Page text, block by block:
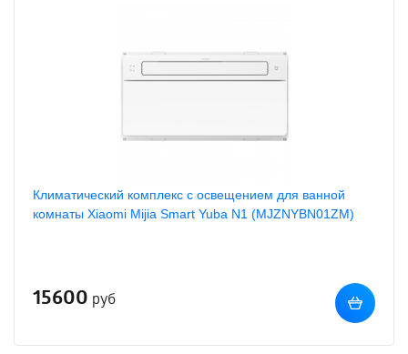
Климатический комплекс c освещением для ванной
комнаты Xiaomi Mijia Smart Yuba N1 (MJZNYBN01ZM)
15600 руб